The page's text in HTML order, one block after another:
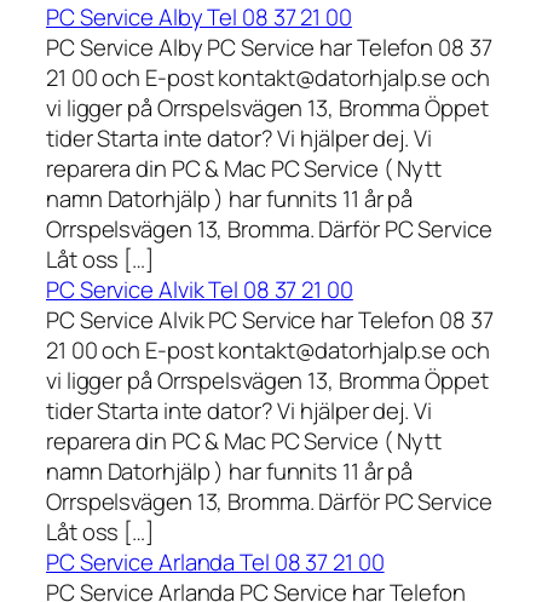
PC Service Alby Tel 08 37 21 00
PC Service Alby PC Service har Telefon 08 37
21 00 och E-post kontakt@datorhjalp.se och
vi ligger på Orrspelsvägen 13, Bromma Öppet
tider Starta inte dator? Vi hjälper dej. Vi
reparera din PC & Mac PC Service ( Nytt
namn Datorhjälp ) har funnits 11 år på
Orrspelsvägen 13, Bromma. Därför PC Service
Låt oss […]
PC Service Alvik Tel 08 37 21 00
PC Service Alvik PC Service har Telefon 08 37
21 00 och E-post kontakt@datorhjalp.se och
vi ligger på Orrspelsvägen 13, Bromma Öppet
tider Starta inte dator? Vi hjälper dej. Vi
reparera din PC & Mac PC Service ( Nytt
namn Datorhjälp ) har funnits 11 år på
Orrspelsvägen 13, Bromma. Därför PC Service
Låt oss […]
PC Service Arlanda Tel 08 37 21 00
PC Service Arlanda PC Service har Telefon